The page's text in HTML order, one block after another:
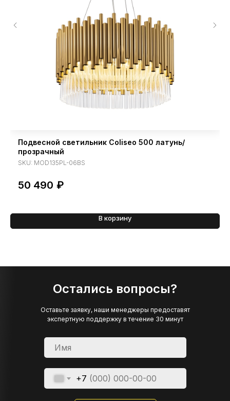
Подвесной светильник Coliseo 500 латунь/
прозрачный
SKU: MOD135PL-06BS
50 490 ₽
В корзину
Остались вопросы?
+7
Оставьте заявку, наши менеджеры предоставят
экспертную поддержку в течение 30 минут